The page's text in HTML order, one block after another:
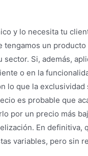
y lo necesita tu
tengamos un
Si, además,
o en la
lo que la exclusividad
es probable que
por un precio más
En definitiva,
variables, pero sin